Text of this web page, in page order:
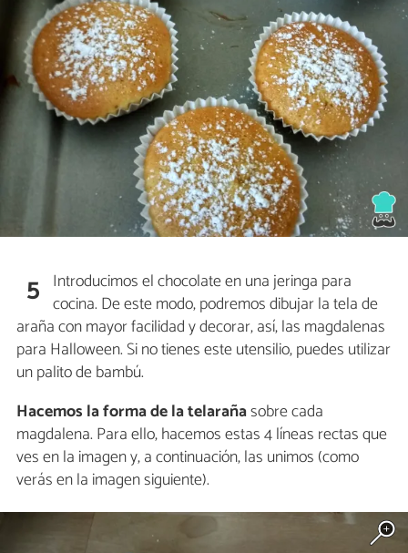
5 Introducimos el chocolate en una jeringa para
cocina. De este modo, podremos dibujar la tela de
araña con mayor facilidad y decorar, así, las magdalenas
para Halloween. Si no tienes este utensilio, puedes utilizar
un palito de bambú.
Hacemos la forma de la telarañasobre cada
magdalena. Para ello, hacemos estas 4 líneas rectas que
ves en la imagen y, a continuación, las unimos (como
verás en la imagen siguiente).